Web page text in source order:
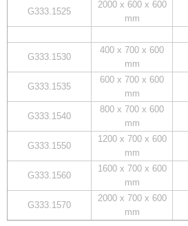
G333.1525
2000 x 600 x 600
mm
G333.1530
400 x 700 x 600
mm
G333.1535
600 x 700 x 600
mm
G333.1540
800 x 700 x 600
mm
G333.1550
1200 x 700 x 600
mm
G333.1560
1600 x 700 x 600
mm
G333.1570
2000 x 700 x 600
mm